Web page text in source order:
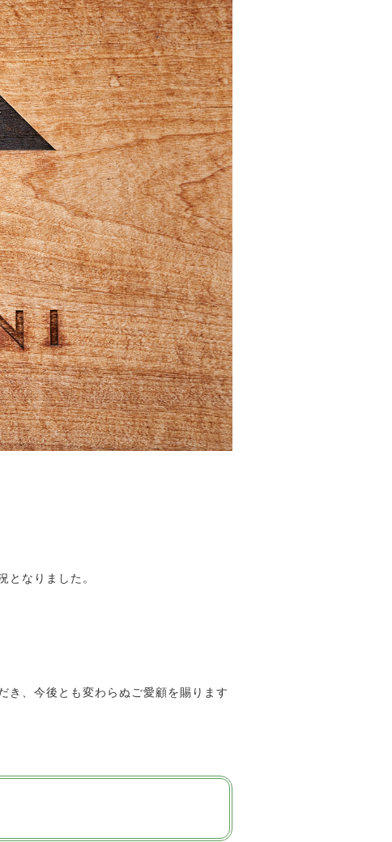
となりました。
き、今後とも変わらぬご愛顧を賜ります